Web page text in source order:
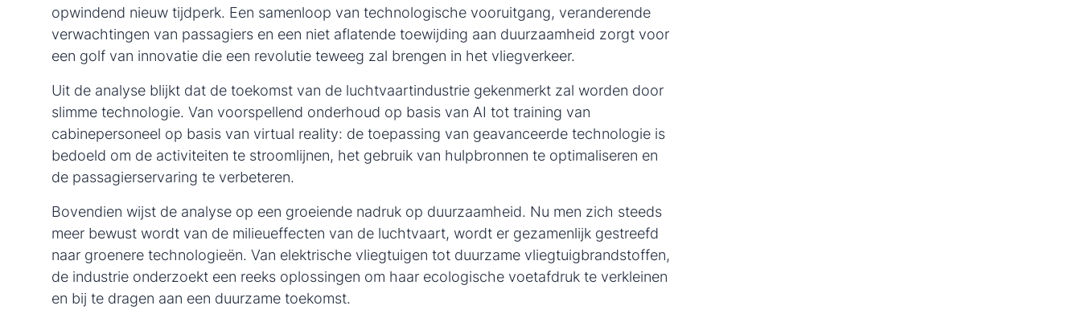
opwindend nieuw tijdperk. Een samenloop van technologische vooruitgang, veranderende
verwachtingen van passagiers en een niet aflatende toewijding aan duurzaamheid zorgt voor
een golf van innovatie die een revolutie teweeg zal brengen in het vliegverkeer.
Uit de analyse blijkt dat de toekomst van de luchtvaartindustrie gekenmerkt zal worden door
slimme technologie. Van voorspellend onderhoud op basis van AI tot training van
cabinepersoneel op basis van virtual reality: de toepassing van geavanceerde technologie is
bedoeld om de activiteiten te stroomlijnen, het gebruik van hulpbronnen te optimaliseren en
de passagierservaring te verbeteren.
Bovendien wijst de analyse op een groeiende nadruk op duurzaamheid. Nu men zich steeds
meer bewust wordt van de milieueffecten van de luchtvaart, wordt er gezamenlijk gestreefd
naar groenere technologieën. Van elektrische vliegtuigen tot duurzame vliegtuigbrandstoffen,
de industrie onderzoekt een reeks oplossingen om haar ecologische voetafdruk te verkleinen
en bij te dragen aan een duurzame toekomst.